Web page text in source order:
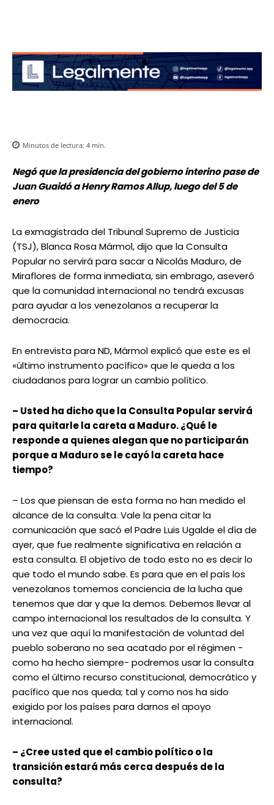
Minutos de lectura: 4 min.
Negó que la presidencia del gobierno interino pase de
Juan Guaidó a Henry Ramos Allup, luego del 5 de
enero
La exmagistrada del Tribunal Supremo de Justicia
(TSJ), Blanca Rosa Mármol, dijo que la Consulta
Popular no servirá para sacar a Nicolás Maduro, de
Miraflores de forma inmediata, sin embrago, aseveró
que la comunidad internacional no tendrá excusas
para ayudar a los venezolanos a recuperar la
democracia.
En entrevista para ND, Mármol explicó que este es el
«último instrumento pacífico» que le queda a los
ciudadanos para lograr un cambio político.
– Usted ha dicho que la Consulta Popular servirá
para quitarle la careta a Maduro. ¿Qué le
responde a quienes alegan que no participarán
porque a Maduro se le cayó la careta hace
tiempo?
– Los que piensan de esta forma no han medido el
alcance de la consulta. Vale la pena citar la
comunicación que sacó el Padre Luis Ugalde el día de
ayer, que fue realmente significativa en relación a
esta consulta. El objetivo de todo esto no es decir lo
que todo el mundo sabe. Es para que en el país los
venezolanos tomemos conciencia de la lucha que
tenemos que dar y que la demos. Debemos llevar al
campo internacional los resultados de la consulta. Y
una vez que aquí la manifestación de voluntad del
pueblo soberano no sea acatado por el régimen -
como ha hecho siempre- podremos usar la consulta
como el último recurso constitucional, democrático y
pacífico que nos queda; tal y como nos ha sido
exigido por los países para darnos el apoyo
internacional.
– ¿Cree usted que el cambio político o la
transición estará más cerca después de la
consulta?